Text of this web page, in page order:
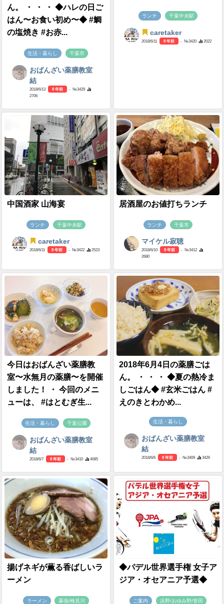
ん。 ・ ・ ・ ◆ハレの日ご
はん〜お食い初め〜◆ #鯛
の塩焼き #お赤...
生活・暮らし 千葉市
おばんざい薬膳教室
結
2018/6/13 8 年前
- №3429
2706
ランチ 千葉中央駅
caretaker
2018/6/11 8 年前 - №3420 2022
中国酒家 山海宴
ランチ 千葉中央駅
caretaker
2018/6/11 8 年前 - №3422 2523
居酒屋のお値打ちランチ
ランチ 千葉市
マイケル寂聴
2018/6/10 8 年前
- №3412
2680
今日はおばんざい薬膳教
室〜水無月の薬膳〜を開催
しました！ ・ 今回のメニ
ューは、 #はとむぎ生...
生活・暮らし 千葉公園
おばんざい薬膳教室
結
2018/6/7 8 年前 - №3410 4085
2018年6月4日の薬膳ごは
ん。 ・ ・ ・ ◆夏の熱冷ま
しごはん◆ #玄米ごはん #
えのきとわかめ...
生活・暮らし
おばんざい薬膳教室
結
2018/6/6 8 年前 - №3409 3426
揚げネギが薫る香ばしいラ
ーメン
ラーメン 幕張/検見川
◆パデル世界選手権 女子ア
ジア・オセアニア予選◆
ご案内 浜野/おゆみ野/誉田